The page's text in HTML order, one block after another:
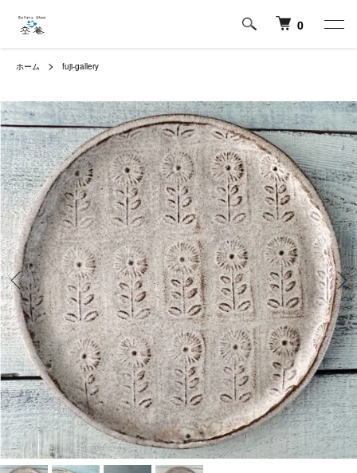
0
ホーム fuji-gallery